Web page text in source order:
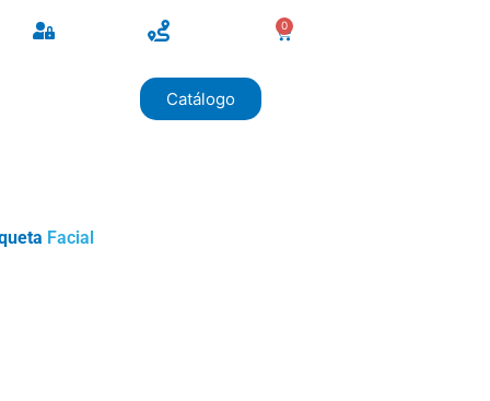
0
Catálogo
Facial